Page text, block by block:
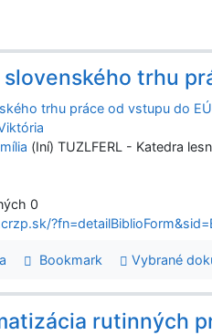
trhu
trhu práce od vstupu do EÚ
(Iní) TUZLFERL - Katedra
0
Bookmark Vybrané
rutinných